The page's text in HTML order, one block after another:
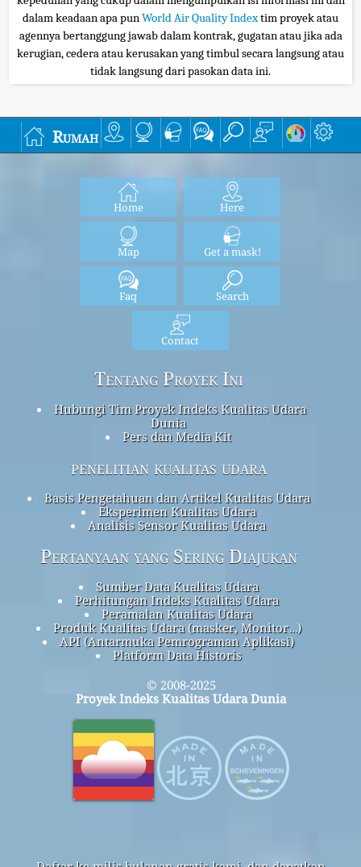
dalam keadaan apa punWorld Air Quality Indextim proyek atau
agennya bertanggung jawab dalam kontrak, gugatan atau jika ada
kerugian, cedera atau kerusakan yang timbul secara langsung atau
tidak langsung dari pasokan data ini.
Rumah
Home Here
Map Get a mask!
Faq Search
Contact
Tentang Proyek Ini
Hubungi Tim Proyek Indeks Kualitas Udara
Dunia
Pers dan Media Kit
penelitian kualitas udara
Basis Pengetahuan dan Artikel Kualitas Udara
Eksperimen Kualitas Udara
Analisis Sensor Kualitas Udara
Pertanyaan yang Sering Diajukan
Sumber Data Kualitas Udara
Perhitungan Indeks Kualitas Udara
Peramalan Kualitas Udara
Produk Kualitas Udara (masker, Monitor…)
API (Antarmuka Pemrograman Aplikasi)
Platform Data Historis
© 2008-2025
Proyek Indeks Kualitas Udara Dunia